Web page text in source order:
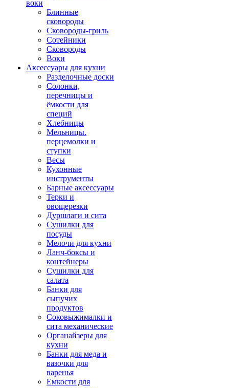
воки
Блинные
сковороды
Сковороды-гриль
Сотейники
Сковороды
Воки
Аксессуары для кухни
Разделочные доски
Солонки,
перечницы и
ёмкости для
специй
Хлебницы
Мельницы.
перцемолки и
ступки
Весы
Кухонные
инструменты
Барные аксессуары
Терки и
овощерезки
Дуршлаги и сита
Сушилки для
посуды
Мелочи для кухни
Ланч-боксы и
контейнеры
Сушилки для
салата
Банки для
сыпучих
продуктов
Соковыжималки и
сита механические
Органайзеры для
кухни
Банки для меда и
вазочки для
варенья
Емкости для